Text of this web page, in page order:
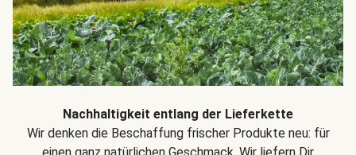
Nachhaltigkeit entlang der Lieferkette
Wir denken die Beschaffung frischer Produkte neu: für